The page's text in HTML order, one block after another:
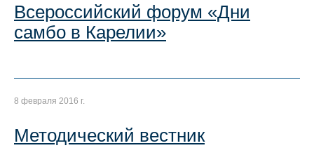
Всероссийский форум «Дни
самбо в Карелии»
8 февраля 2016 г.
Методический вестник